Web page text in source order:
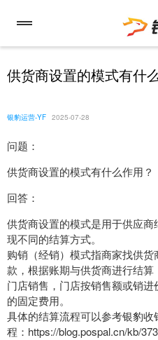
供货商设置的模式有什
银豹运营-YF 2025-07-28
问题：
供货商设置的模式有什么作用？
回答：
供货商设置的模式是用于供应
现不同的结算方式。
购销（经销）模式指商家找供
款，根据账期与供货商进行结
门店销售，门店按销售额或销
的固定费用。
具体的结算流程可以参考银豹
程：https://blog.pospal.cn/kb/